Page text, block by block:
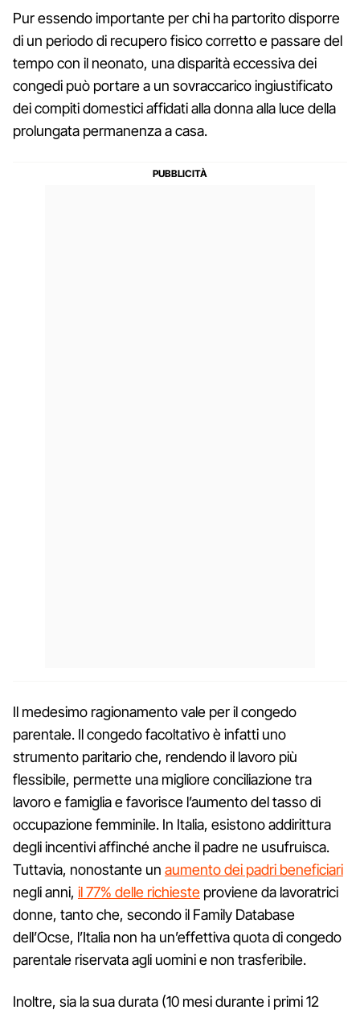
Pur essendo importante per chi ha partorito disporre
di un periodo di recupero fisico corretto e passare del
tempo con il neonato, una disparità eccessiva dei
congedi può portare a un sovraccarico ingiustificato
dei compiti domestici affidati alla donna alla luce della
prolungata permanenza a casa.
Il medesimo ragionamento vale per il congedo
parentale. Il congedo facoltativo è infatti uno
strumento paritario che, rendendo il lavoro più
flessibile, permette una migliore conciliazione tra
lavoro e famiglia e favorisce l’aumento del tasso di
occupazione femminile. In Italia, esistono addirittura
degli incentivi affinché anche il padre ne usufruisca.
Tuttavia, nonostante un aumento dei padri beneficiari
negli anni, il 77% delle richieste proviene da lavoratrici
donne, tanto che, secondo il Family Database
dell’Ocse, l’Italia non ha un’effettiva quota di congedo
parentale riservata agli uomini e non trasferibile.
Inoltre, sia la sua durata (10 mesi durante i primi 12